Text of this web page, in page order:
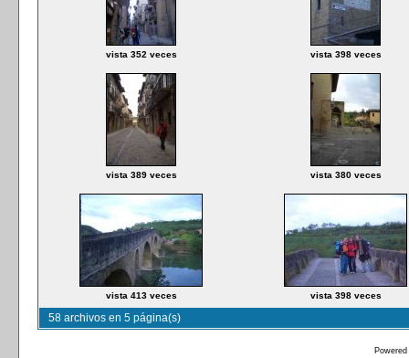
vista 352 veces vista 398 veces
vista 389 veces vista 380 veces
vista 413 veces vista 398 veces
58 archivos en 5 página(s)